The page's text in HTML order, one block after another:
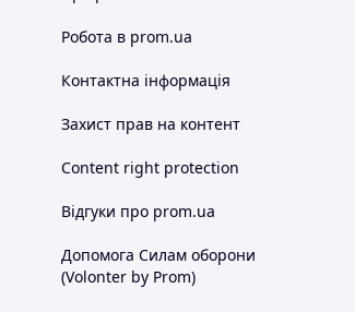
Робота в prom.ua
Контактна інформація
Захист прав на контент
Content right protection
Відгуки про prom.ua
Допомога Силам оборони
(Volonter by Prom)